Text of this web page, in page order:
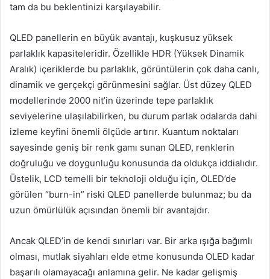
tam da bu beklentinizi karşılayabilir.
QLED panellerin en büyük avantajı, kuşkusuz yüksek
parlaklık kapasiteleridir. Özellikle HDR (Yüksek Dinamik
Aralık) içeriklerde bu parlaklık, görüntülerin çok daha canlı,
dinamik ve gerçekçi görünmesini sağlar. Üst düzey QLED
modellerinde 2000 nit’in üzerinde tepe parlaklık
seviyelerine ulaşılabilirken, bu durum parlak odalarda dahi
izleme keyfini önemli ölçüde artırır. Kuantum noktaları
sayesinde geniş bir renk gamı sunan QLED, renklerin
doğruluğu ve doygunluğu konusunda da oldukça iddialıdır.
Üstelik, LCD temelli bir teknoloji olduğu için, OLED’de
görülen “burn-in” riski QLED panellerde bulunmaz; bu da
uzun ömürlülük açısından önemli bir avantajdır.
Ancak QLED’in de kendi sınırları var. Bir arka ışığa bağımlı
olması, mutlak siyahları elde etme konusunda OLED kadar
başarılı olamayacağı anlamına gelir. Ne kadar gelişmiş